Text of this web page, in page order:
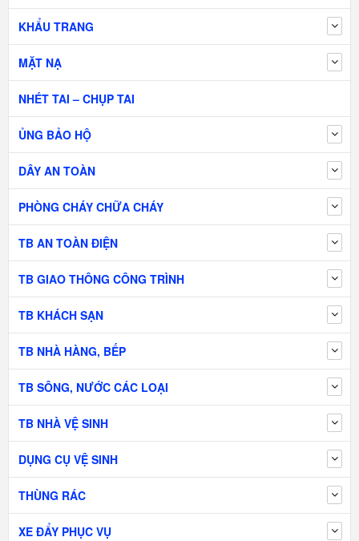
KHẨU TRANG
MẶT NẠ
NHÉT TAI – CHỤP TAI
ỦNG BẢO HỘ
DÂY AN TOÀN
PHÒNG CHÁY CHỮA CHÁY
TB AN TOÀN ĐIỆN
TB GIAO THÔNG CÔNG TRÌNH
TB KHÁCH SẠN
TB NHÀ HÀNG, BẾP
TB SÔNG, NƯỚC CÁC LOẠI
TB NHÀ VỆ SINH
DỤNG CỤ VỆ SINH
THÙNG RÁC
XE ĐẨY PHỤC VỤ